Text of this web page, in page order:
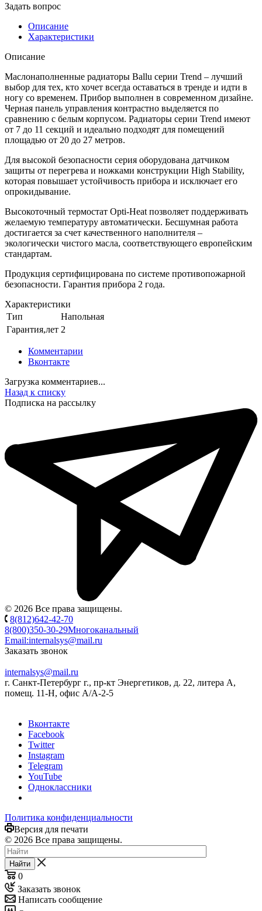
Задать вопрос
Описание
Характеристики
Описание
Маслонаполненные радиаторы Ballu серии Trend – лучший
выбор для тех, кто хочет всегда оставаться в тренде и идти в
ногу со временем. Прибор выполнен в современном дизайне.
Черная панель управления контрастно выделяется по
сравнению с белым корпусом. Радиаторы серии Trend имеют
от 7 до 11 секций и идеально подходят для помещений
площадью от 20 до 27 метров.
Для высокой безопасности серия оборудована датчиком
защиты от перегрева и ножками конструкции High Stability,
которая повышает устойчивость прибора и исключает его
опрокидывание.
Высокоточный термостат Opti-Heat позволяет поддерживать
желаемую температуру автоматически. Бесшумная работа
достигается за счет качественного наполнителя –
экологически чистого масла, соответствующего европейским
стандартам.
Продукция сертифицирована по системе противопожарной
безопасности. Гарантия прибора 2 года.
Характеристики
Тип
Напольная
Гарантия,лет 2
Комментарии
Вконтакте
Загрузка комментариев...
Назад к списку
Подписка на рассылку
© 2026 Все права защищены.
8(812)642-42-70
8(800)350-30-29Многоканальный
Email:internalsys@mail.ru
Заказать звонок
internalsys@mail.ru
г. Санкт-Петербург г., пр-кт Энергетиков, д. 22, литера А,
помещ. 11-Н, офис А/А-2-5
Вконтакте
Facebook
Twitter
Instagram
Telegram
YouTube
Одноклассники
Политика конфиденциальности
Версия для печати
© 2026 Все права защищены.
Найти
0
Заказать звонок
Написать сообщение